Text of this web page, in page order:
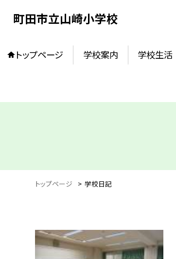
町田市立山崎小学校
トップページ 学校案内 学校生活
トップページ > 学校日記